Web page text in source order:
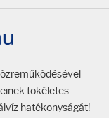
tökéletes
hatékonyságát!